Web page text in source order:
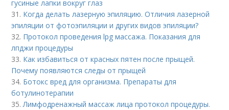
гусиные лапки вокруг глаз
31. Когда делать лазерную эпиляцию. Отличия лазерной
эпиляции от фотоэпиляции и других видов эпиляции?
32. Протокол проведения lpg массажа. Показания для
лпджи процедуры
33. Как избавиться от красных пятен после прыщей.
Почему появляются следы от прыщей
34. Ботокс вред для организма. Препараты для
ботулинотерапии
35.Лимфодренажный массаж лица протокол процедуры.